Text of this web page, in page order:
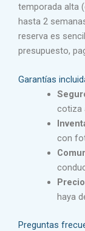
temporada alta
hasta 2
reserva es
presupuesto,
Garantías
cotiza
con
haya
Preguntas